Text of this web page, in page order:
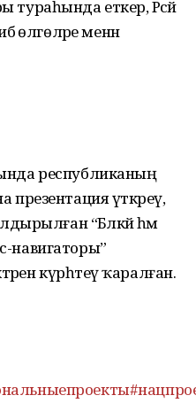
еткерә, Рәсәй
өлгөләре менән
республиканың
үткәреү,
“Бәләкәй һәм
навигаторы”
күрһәтеү ҡаралған.